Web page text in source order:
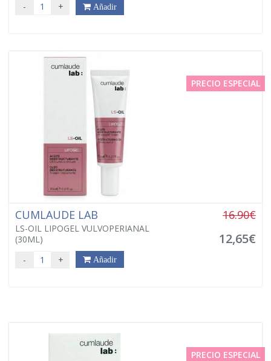
- + Añadir
PRECIO ESPECIAL
CUMLAUDE LAB
LS-OIL LIPOGEL VULVOPERIANAL
(30ML)
16.90€
12,65€
- + Añadir
PRECIO ESPECIAL